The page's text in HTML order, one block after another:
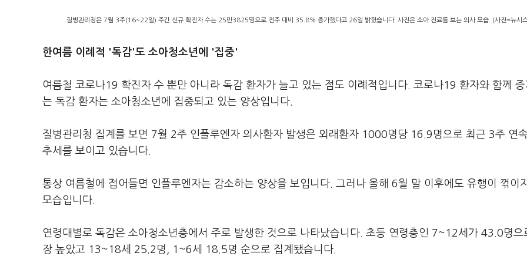
질병관리청은 7월 3주(16~22일) 주간 신규 확진자 수는 25만3825명으로 전주 대비 35.8% 증가했다고 26일 밝혔습니다. 사진은 소아 진료를 보는 의사 모습. (사진=뉴시
한여름 이례적 '독감'도 소아청소년에 '집중'
여름철 코로나19 확진자 수 뿐만 아니라 독감 환자가 늘고 있는 점도 이례적입니다. 코로나19 환자와 함께
는 독감 환자는 소아청소년에 집중되고 있는 양상입니다.
질병관리청 집계를 보면 7월 2주 인플루엔자 의사환자 발생은 외래환자 1000명당 16.9명으로 최근 3주 연
추세를 보이고 있습니다.
통상 여름철에 접어들면 인플루엔자는 감소하는 양상을 보입니다. 그러나 올해 6월 말 이후에도 유행이 꺾이
모습입니다.
연령대별로 독감은 소아청소년층에서 주로 발생한 것으로 나타났습니다. 초등 연령층인 7~12세가 43.0명으
장 높았고 13~18세 25.2명, 1~6세 18.5명 순으로 집계됐습니다.